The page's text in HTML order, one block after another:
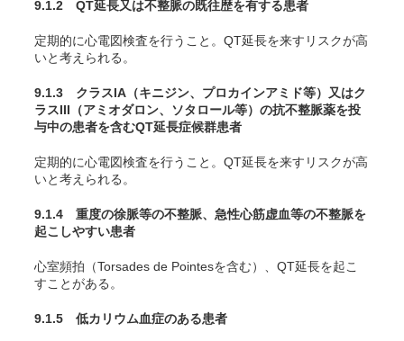
9.1.2 QT延長又は不整脈の既往歴を有する患者
定期的に心電図検査を行うこと。QT延長を来すリスクが高
いと考えられる。
9.1.3 クラスIA（キニジン、プロカインアミド等）又はク
ラスIII（アミオダロン、ソタロール等）の抗不整脈薬を投
与中の患者を含むQT延長症候群患者
定期的に心電図検査を行うこと。QT延長を来すリスクが高
いと考えられる。
9.1.4 重度の徐脈等の不整脈、急性心筋虚血等の不整脈を
起こしやすい患者
心室頻拍（Torsades de Pointesを含む）、QT延長を起こ
すことがある。
9.1.5 低カリウム血症のある患者